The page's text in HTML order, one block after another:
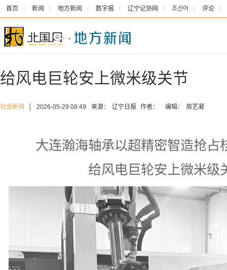
首页 新闻 地方新闻 数字报 辽宁记协网 조선어 评论
给风电巨轮安上微米级关节
社会新闻 2026-05-29 08:49 来源： 辽宁日报 作者： 编辑： 周艺凝
大连瀚海轴承以超精密智造抢
给风电巨轮安上微米级